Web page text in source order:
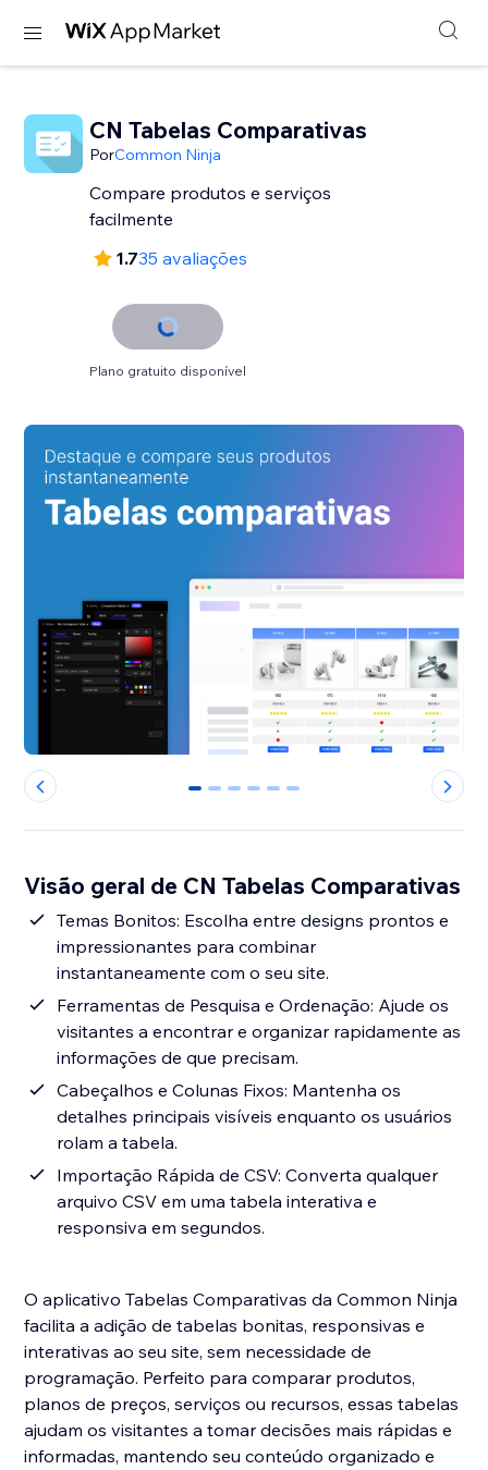
CN Tabelas Comparativas
PorCommon Ninja
Compare produtos e serviços
facilmente
1.735 avaliações
Plano gratuito disponível
0 1 2 3 4 5
Visão geral de CN Tabelas Comparativas
Temas Bonitos: Escolha entre designs prontos e
impressionantes para combinar
instantaneamente com o seu site.
Ferramentas de Pesquisa e Ordenação: Ajude os
visitantes a encontrar e organizar rapidamente as
informações de que precisam.
Cabeçalhos e Colunas Fixos: Mantenha os
detalhes principais visíveis enquanto os usuários
rolam a tabela.
Importação Rápida de CSV: Converta qualquer
arquivo CSV em uma tabela interativa e
responsiva em segundos.
O aplicativo Tabelas Comparativas da Common Ninja
facilita a adição de tabelas bonitas, responsivas e
interativas ao seu site, sem necessidade de
programação. Perfeito para comparar produtos,
planos de preços, serviços ou recursos, essas tabelas
ajudam os visitantes a tomar decisões mais rápidas e
informadas, mantendo seu conteúdo organizado e